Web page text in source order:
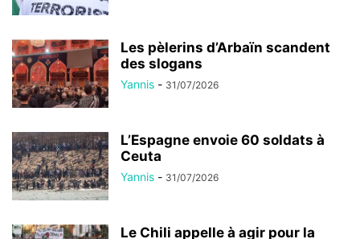
Les pèlerins d’Arbaïn scandent
des slogans
Yannis - 31/07/2026
L’Espagne envoie 60 soldats à
Ceuta
Yannis - 31/07/2026
Le Chili appelle à agir pour la